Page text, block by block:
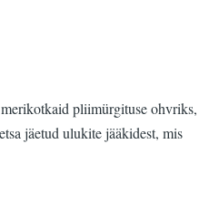
pliimürgituse ohvriks,
jäetud ulukite jääkidest, mis